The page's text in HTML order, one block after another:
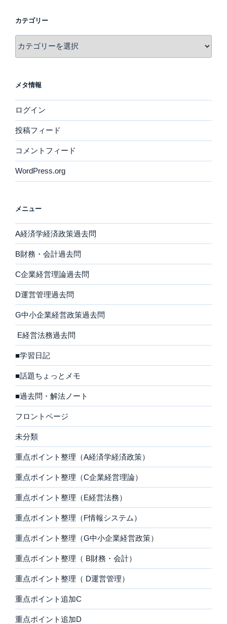
カテゴリー
テ
ー
メタ情報
ログイン
投稿フィード
コメントフィード
WordPress.org
メニュー
A経済学経済政策過去問
B財務・会計過去問
C企業経営理論過去問
D運営管理過去問
G中小企業経営政策過去問
E経営法務過去問
■学習日記
■話題ちょっとメモ
■過去問・解法ノート
フロントページ
未分類
重点ポイント整理（A経済学経済政策）
重点ポイント整理（C企業経営理論）
重点ポイント整理（E経営法務）
重点ポイント整理（F情報システム）
重点ポイント整理（G中小企業経営政策）
重点ポイント整理（ B財務・会計）
重点ポイント整理（ D運営管理）
重点ポイント追加C
重点ポイント追加D